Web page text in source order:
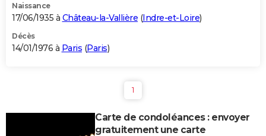
Naissance
17/06/1935 à Château-la-Vallière (Indre-et-Loire)
Décès
14/01/1976 à Paris (Paris)
1
Carte de condoléances : envoyer
gratuitement une carte